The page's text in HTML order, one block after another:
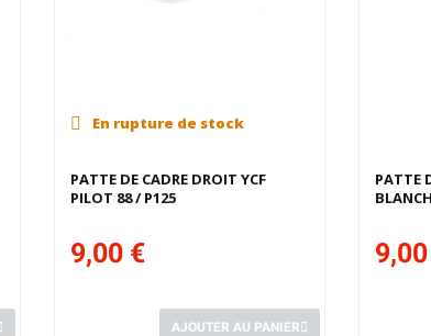
En rupture de stock
PATTE DE CADRE DROIT YCF
PILOT 88 / P125
9,00 €
AJOUTER AU PANIER
PATTE